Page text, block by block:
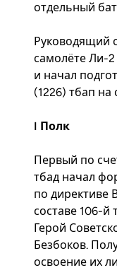
отдельный
Руководящий
самолёте Ли-2
и начал
(1226) тбап на
I Полк
Первый по
тбад начал
по директиве
составе 106-й
Герой
Безбоков.
освоение их